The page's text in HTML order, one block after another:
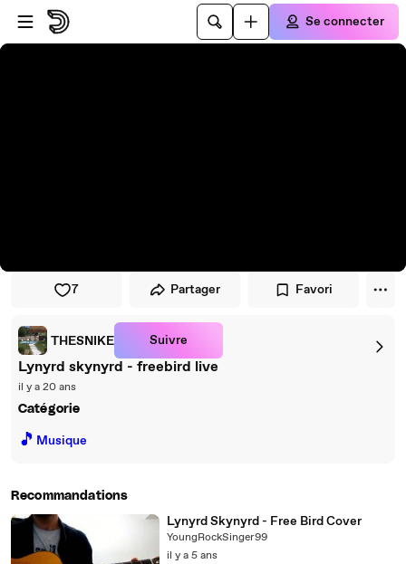
Passer au player
Passer au contenu principal
Se connecter
7 Partager Favori
THESNIKE Suivre
Lynyrd skynyrd - freebird live
il y a 20 ans
Catégorie
🎵 Musique
Recommandations
Lynyrd Skynyrd - Free Bird Cover
YoungRockSinger99
il y a 5 ans